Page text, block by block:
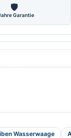
🛡
Garantie
Wasserwaage